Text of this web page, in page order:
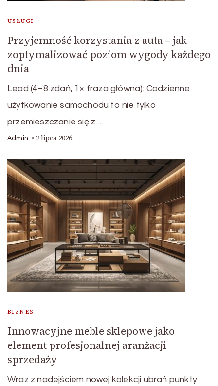
USŁUGI
Przyjemność korzystania z auta – jak
zoptymalizować poziom wygody każdego
dnia
Lead (4–8 zdań, 1× fraza główna): Codzienne
użytkowanie samochodu to nie tylko
przemieszczanie się z …
Admin 2 lipca 2026
BIZNES
Innowacyjne meble sklepowe jako
element profesjonalnej aranżacji
sprzedaży
Wraz z nadejściem nowej kolekcji ubrań punkty